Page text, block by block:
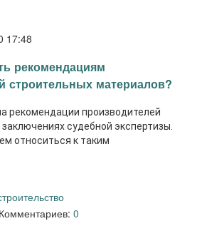
17:48
рекомендациям
строительных материалов?
рекомендации производителей
судебной экспертизы.
относиться к таким
Комментариев: 0